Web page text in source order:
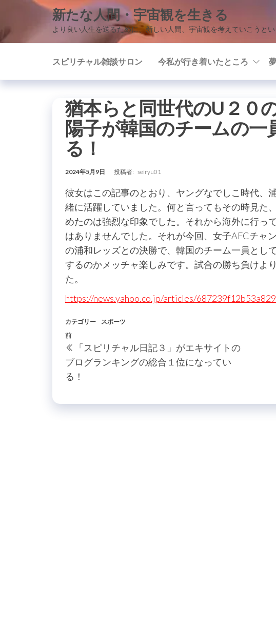
テ
に
新たな人間・宇宙観を生きる
より良い人生を送るために、新しい人間、宇宙観を考えていこうと
スピリチャル雑談サロン 今私が行き着いたところ
猶本らと同世代のU２０
陽子が韓国のチームの一
る！
2024年5月9日 投稿者: seiryu01
彼女はこの記事のとおり、ヤングなでしこ時代、
緒に活躍していました。何と言ってもその時見た
めたのは強烈な印象でした。それから海外に行っ
はありませんでした。それが今回、女子AFCチャ
の浦和レッズとの決勝で、韓国のチーム一員とし
するのかメッチャ楽しみです。試合の勝ち負けよ
た。
https://news.yahoo.co.jp/articles/
カテゴリー スポーツ
投
稿
ナ
ゲ
過
去
の
投
前
「スピリチャル日記３」がエキサイトの
ブログランキングの総合１位になってい
る！